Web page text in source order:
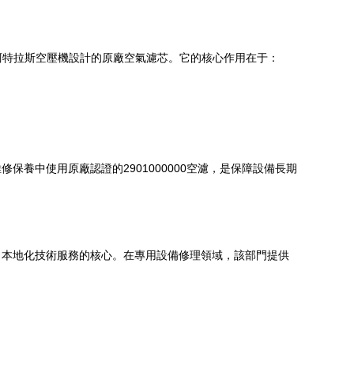
拉斯空壓機設計的原廠空氣濾芯。它的核心作用在于：
保養中使用原廠認證的2901000000空濾，是保障設備長期
地化技術服務的核心。在專用設備修理領域，該部門提供